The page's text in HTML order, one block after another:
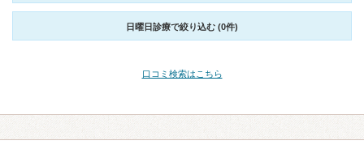
日曜日診療で絞り込む (0件)
口コミ検索はこちら